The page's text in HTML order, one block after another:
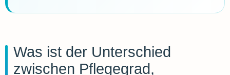
Was ist der Unterschied
zwischen Pflegegrad,